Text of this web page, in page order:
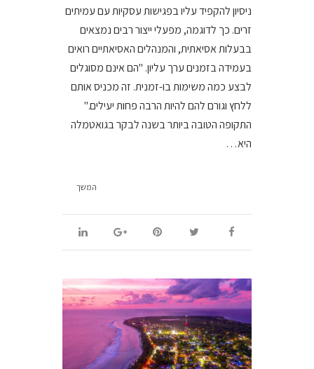
ניסיון להקפיד עליו בפגישות עסקיות עם עמיתים
זרים. כך לדוגמה, מפעלי ייצור רבים נמצאים
בבעלות אסיאתית, והמנהלים האסיאתיים רואים
בעמידה בזמנים ערך עליון. "הם אינם מסוגלים
לבצע כמה משימות בו-זמנית. זה מכניס אותם
ללחץ וגורם להם להיות הרבה פחות יעילים."
התקופה הטובה ביותר בשנה לבקר בגואטמלה
היא…
המשך